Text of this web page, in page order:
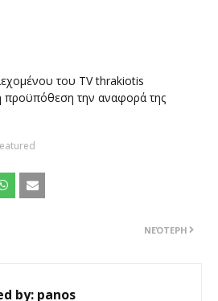
του TV thrakiotis
προϋπόθεση την αναφορά της
ΝΕΌΤΕΡΗ
by: panos